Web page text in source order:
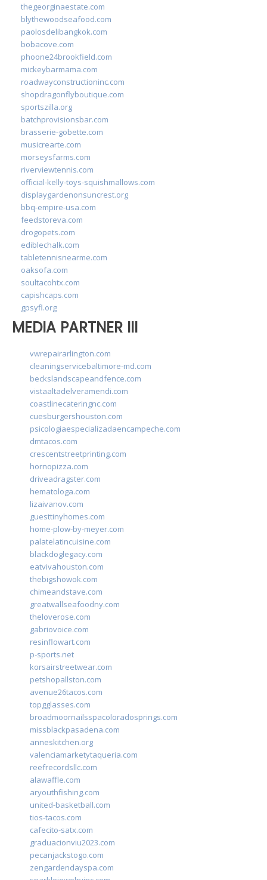
thegeorginaestate.com
blythewoodseafood.com
paolosdelibangkok.com
bobacove.com
phoone24brookfield.com
mickeybarmama.com
roadwayconstructioninc.com
shopdragonflyboutique.com
sportszilla.org
batchprovisionsbar.com
brasserie-gobette.com
musicrearte.com
morseysfarms.com
riverviewtennis.com
official-kelly-toys-squishmallows.com
displaygardenonsuncrest.org
bbq-empire-usa.com
feedstoreva.com
drogopets.com
ediblechalk.com
tabletennisnearme.com
oaksofa.com
soultacohtx.com
capishcaps.com
gpsyfl.org
MEDIA PARTNER III
vwrepairarlington.com
cleaningservicebaltimore-md.com
beckslandscapeandfence.com
vistaaltadelveramendi.com
coastlinecateringnc.com
cuesburgershouston.com
psicologiaespecializadaencampeche.com
dmtacos.com
crescentstreetprinting.com
hornopizza.com
driveadragster.com
hematologa.com
lizaivanov.com
guesttinyhomes.com
home-plow-by-meyer.com
palatelatincuisine.com
blackdoglegacy.com
eatvivahouston.com
thebigshowok.com
chimeandstave.com
greatwallseafoodny.com
theloverose.com
gabriovoice.com
resinflowart.com
p-sports.net
korsairstreetwear.com
petshopallston.com
avenue26tacos.com
topgglasses.com
broadmoornailsspacoloradosprings.com
missblackpasadena.com
anneskitchen.org
valenciamarketytaqueria.com
reefrecordsllc.com
alawaffle.com
aryouthfishing.com
united-basketball.com
tios-tacos.com
cafecito-satx.com
graduacionviu2023.com
pecanjackstogo.com
zengardendayspa.com